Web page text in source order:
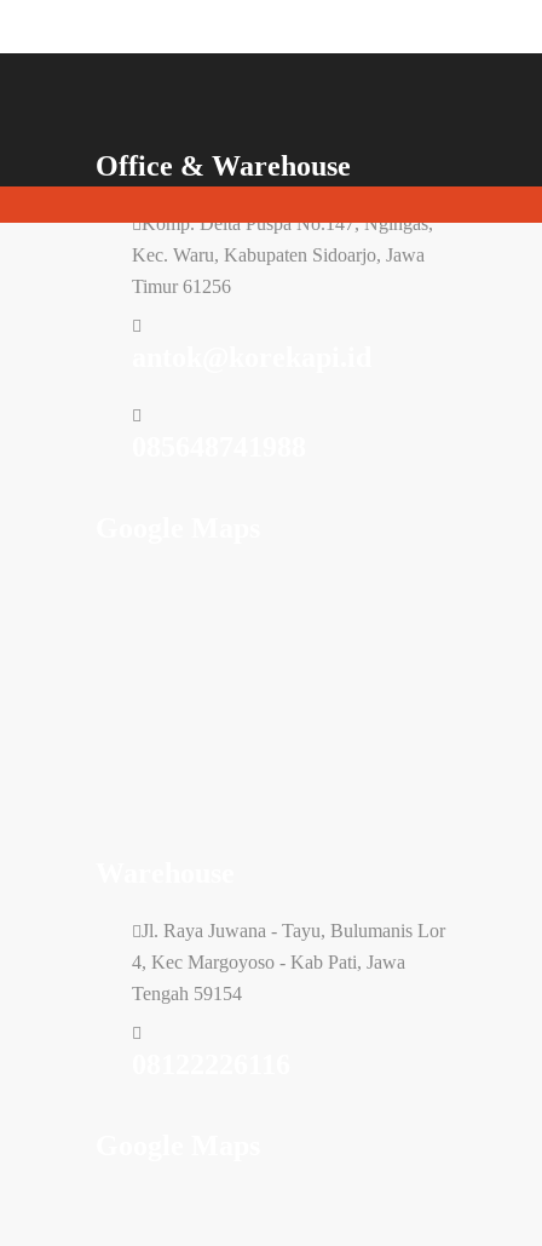
Office & Warehouse
Komp. Delta Puspa No.147, Ngingas,
Kec. Waru, Kabupaten Sidoarjo, Jawa
Timur 61256
Jl. Raya Juwana - Tayu, Bulumanis Lor
4, Kec Margoyoso - Kab Pati, Jawa
Tengah 59154